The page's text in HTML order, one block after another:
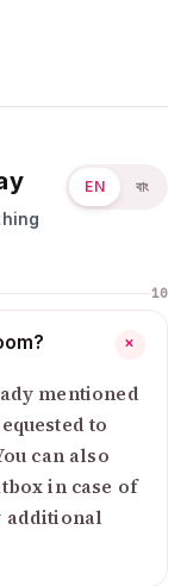
EN বাং
10
+
mentioned
to
can also
in case of
additional